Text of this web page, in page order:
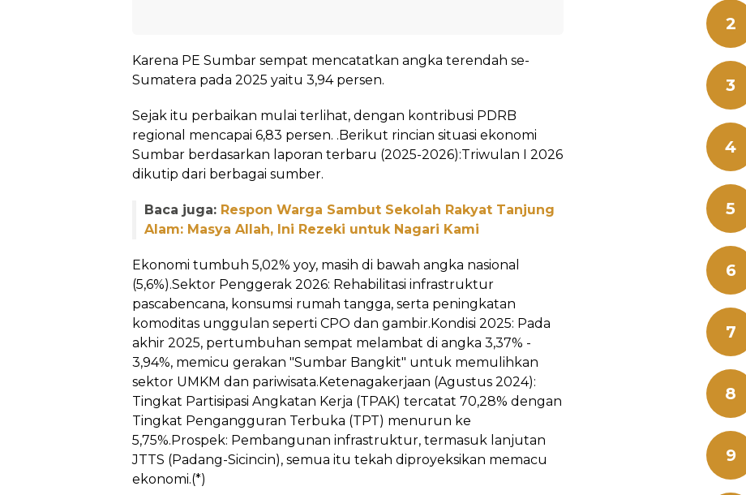
Karena PE Sumbar sempat mencatatkan angka terendah se-
Sumatera pada 2025 yaitu 3,94 persen.
Sejak itu perbaikan mulai terlihat, dengan kontribusi PDRB
regional mencapai 6,83 persen. .Berikut rincian situasi ekonomi
Sumbar berdasarkan laporan terbaru (2025-2026):Triwulan I 2026
dikutip dari berbagai sumber.
Baca juga: Respon Warga Sambut Sekolah Rakyat Tanjung
Alam: Masya Allah, Ini Rezeki untuk Nagari Kami
Ekonomi tumbuh 5,02% yoy, masih di bawah angka nasional
(5,6%).Sektor Penggerak 2026: Rehabilitasi infrastruktur
pascabencana, konsumsi rumah tangga, serta peningkatan
komoditas unggulan seperti CPO dan gambir.Kondisi 2025: Pada
akhir 2025, pertumbuhan sempat melambat di angka 3,37% -
3,94%, memicu gerakan "Sumbar Bangkit" untuk memulihkan
sektor UMKM dan pariwisata.Ketenagakerjaan (Agustus 2024):
Tingkat Partisipasi Angkatan Kerja (TPAK) tercatat 70,28% dengan
Tingkat Pengangguran Terbuka (TPT) menurun ke
5,75%.Prospek: Pembangunan infrastruktur, termasuk lanjutan
JTTS (Padang-Sicincin), semua itu tekah diproyeksikan memacu
ekonomi.(*)
2
3
4
5
6
7
8
9